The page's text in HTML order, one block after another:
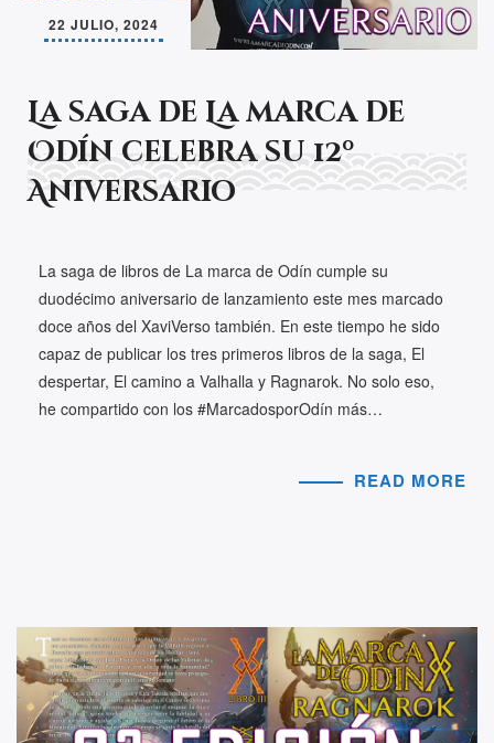
22 JULIO, 2024
La saga de La marca de
Odín celebra su 12º
Aniversario
La saga de libros de La marca de Odín cumple su
duodécimo aniversario de lanzamiento este mes marcado
doce años del XaviVerso también. En este tiempo he sido
capaz de publicar los tres primeros libros de la saga, El
despertar, El camino a Valhalla y Ragnarok. No solo eso,
he compartido con los #MarcadosporOdín más…
READ MORE